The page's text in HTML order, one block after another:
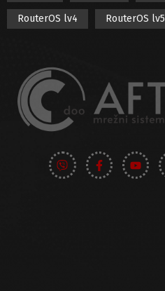
Teltonika
Tenda
Ubiquiti
Xiaomi
RouterOS lv4 RouterOS lv5